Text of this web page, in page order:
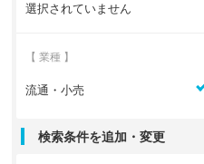
選択されていません
【 業種 】
流通・小売
検索条件を追加・変更